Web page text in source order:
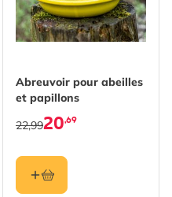
Abreuvoir pour abeilles
et papillons
20,69
22,99